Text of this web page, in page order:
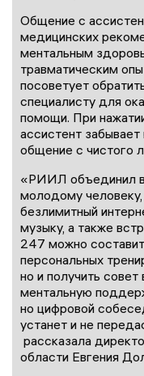
Общение с
медицинских
ментальным
травматическим
посоветует
специалисту для
помощи. При
ассистент
общение с чистого
«РИИЛ объединил
молодому человеку,
безлимитный
музыку, а также
247 можно
персональных
но и получить
ментальную
но цифровой
устанет и не
рассказала
области Евгения